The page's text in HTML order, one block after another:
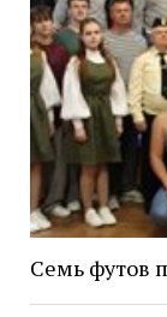
Семь футов